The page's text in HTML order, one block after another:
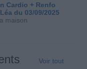
Cardio + Renfo
du 03/09/2025
maison
Voir tout